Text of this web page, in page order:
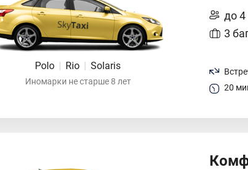
Polo | Rio | Solaris
Иномарки не старше 8 лет
до
3
20